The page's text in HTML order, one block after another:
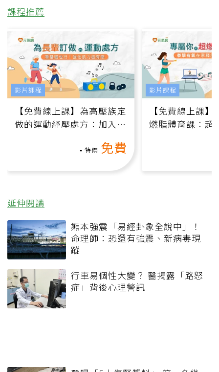
上一篇
竹市府澄清無隱匿：全面
預防性下架
下一篇
性別薪資 僅0.11%企業
揭露
【免費線上課】為高壓族定
做的運動紓壓處方：加入行
動、增肌、互動元素，0基
礎也能做！
影片課程
燃脂體育課：超
影片課程